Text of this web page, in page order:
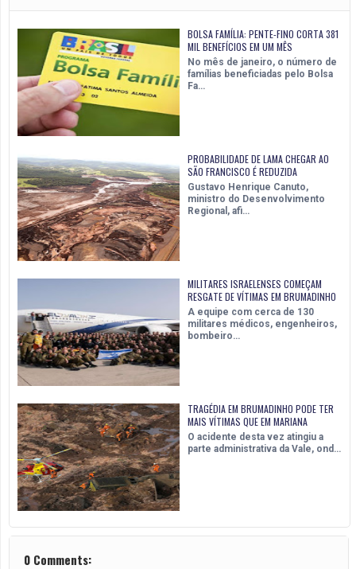
BOLSA FAMÍLIA: PENTE-FINO CORTA 381
MIL BENEFÍCIOS EM UM MÊS
No mês de janeiro, o número de
famílias beneficiadas pelo Bolsa
Fa…
PROBABILIDADE DE LAMA CHEGAR AO
SÃO FRANCISCO É REDUZIDA
Gustavo Henrique Canuto,
ministro do Desenvolvimento
Regional, afi…
MILITARES ISRAELENSES COMEÇAM
RESGATE DE VÍTIMAS EM BRUMADINHO
A equipe com cerca de 130
militares médicos, engenheiros,
bombeiro…
TRAGÉDIA EM BRUMADINHO PODE TER
MAIS VÍTIMAS QUE EM MARIANA
O acidente desta vez atingiu a
parte administrativa da Vale, ond…
0 Comments: